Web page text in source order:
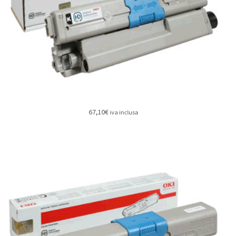
67,10€ iva inclusa